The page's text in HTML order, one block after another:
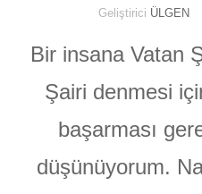
Geliştirici ÜLGEN
Bir insana Vatan
Şairi denmesi
başarması
düşünüyorum.